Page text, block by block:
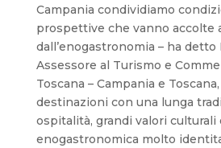
Campania condividiamo
prospettive che vanno accolte
dall’enogastronomia – ha detto
Assessore al Turismo e
Toscana – Campania e
destinazioni con una lunga
ospitalità, grandi valori culturali
enogastronomica molto